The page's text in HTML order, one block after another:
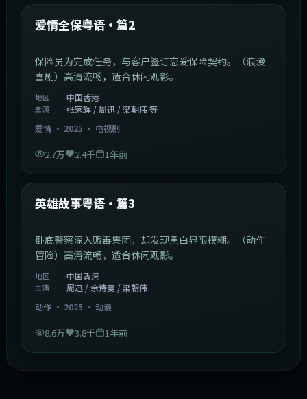
最新
爱情全保粤语·篇2
保险员为完成任务，与客户签订恋爱保险契约。（浪漫
喜剧）高清流畅，适合休闲观影。
地区 中国香港
主演
张家辉 / 周迅 / 梁朝伟 等
爱情· 2025 · 电视剧
2.7万 2.4千 1年前
最新
英雄故事粤语·篇3
卧底警察深入贩毒集团，却发现黑白界限模糊。（动作
冒险）高清流畅，适合休闲观影。
地区 中国香港
主演
周迅 / 佘诗曼 / 梁朝伟
动作· 2025 · 动漫
8.6万 3.8千 1年前